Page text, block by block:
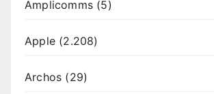
Amplicomms (5)
Apple (2.208)
Archos (29)